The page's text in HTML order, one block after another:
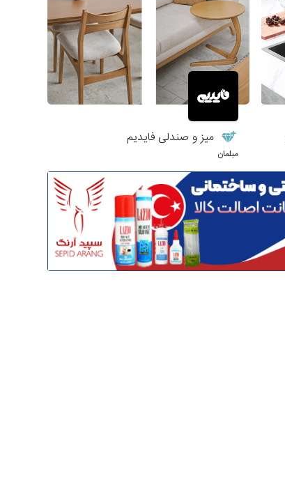
میز و صندلی فایدیم
مبلمان